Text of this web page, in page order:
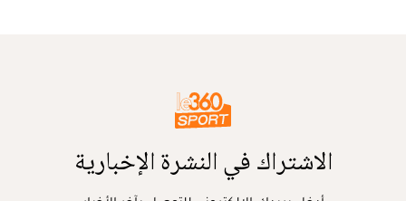
الاشتراك في النشرة الإخبارية